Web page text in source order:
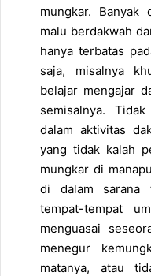
mungkar.
malu berdakwah
hanya terbatas
saja, misalnya
belajar mengajar
semisalnya.
dalam aktivitas
yang tidak kalah
mungkar di
di dalam sarana
tempat-tempat
menguasai
menegur
matanya, atau